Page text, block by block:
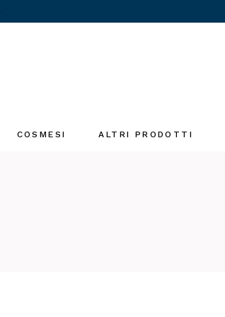
COSMESI ALTRI PRODOTTI